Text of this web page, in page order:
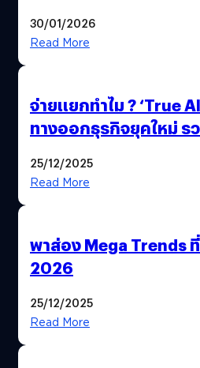
30/01/2026
Read More
จ่ายแยกทำไม ? ‘True
ทางออกธุรกิจยุคใหม่ รว
25/12/2025
Read More
พาส่อง Mega Trends
2026
25/12/2025
Read More